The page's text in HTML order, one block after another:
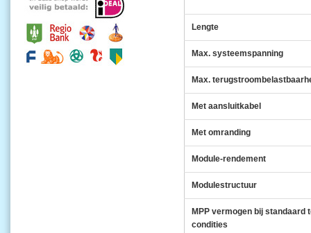
Lengte
Max. systeemspanning
Max.
Met aansluitkabel
Met omranding
Module-rendement
Modulestructuur
MPP vermogen bij standaard
condities